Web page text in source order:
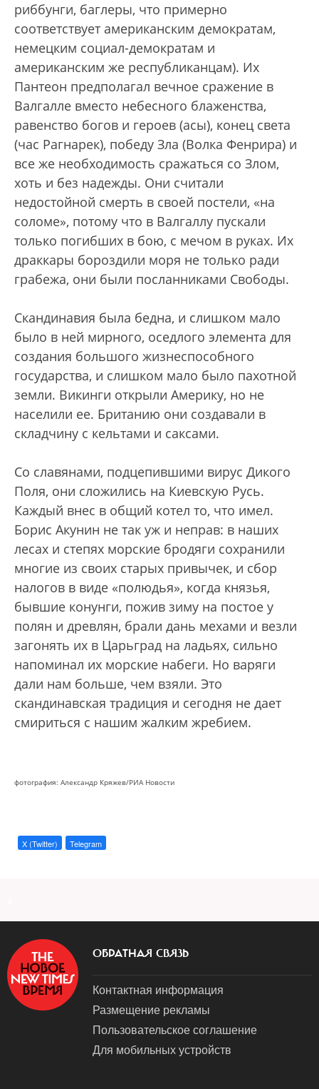
риббунги, баглеры, что примерно
соответствует американским демократам,
немецким социал-демократам и
американским же республиканцам). Их
Пантеон предполагал вечное сражение в
Валгалле вместо небесного блаженства,
равенство богов и героев (асы), конец света
(час Рагнарек), победу Зла (Волка Фенрира) и
все же необходимость сражаться со Злом,
хоть и без надежды. Они считали
недостойной смерть в своей постели, «на
соломе», потому что в Валгаллу пускали
только погибших в бою, с мечом в руках. Их
драккары бороздили моря не только ради
грабежа, они были посланниками Свободы.
Скандинавия была бедна, и слишком мало
было в ней мирного, оседлого элемента для
создания большого жизнеспособного
государства, и слишком мало было пахотной
земли. Викинги открыли Америку, но не
населили ее. Британию они создавали в
складчину с кельтами и саксами.
Со славянами, подцепившими вирус Дикого
Поля, они сложились на Киевскую Русь.
Каждый внес в общий котел то, что имел.
Борис Акунин не так уж и неправ: в наших
лесах и степях морские бродяги сохранили
многие из своих старых привычек, и сбор
налогов в виде «полюдья», когда князья,
бывшие конунги, пожив зиму на постое у
полян и древлян, брали дань мехами и везли
загонять их в Царьград на ладьях, сильно
напоминал их морские набеги. Но варяги
дали нам больше, чем взяли. Это
скандинавская традиция и сегодня не дает
смириться с нашим жалким жребием.
фотография: Александр Кряжев/РИА Новости
X (Twitter) Telegram
ОБРАТНАЯ СВЯЗЬ
Контактная информация
Размещение рекламы
Пользовательское соглашение
Для мобильных устройств